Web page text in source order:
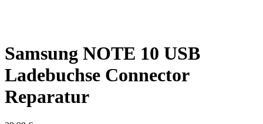
Samsung NOTE 10 USB
Ladebuchse Connector
Reparatur